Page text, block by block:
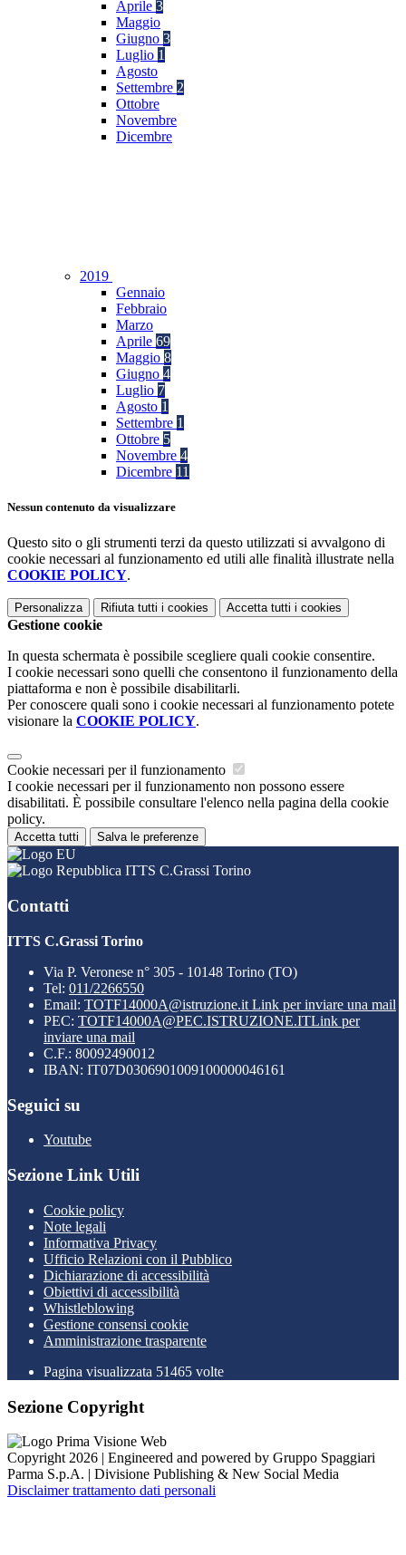
Aprile 3
Maggio
Giugno 3
Luglio 1
Agosto
Settembre 2
Ottobre
Novembre
Dicembre
2019
Gennaio
Febbraio
Marzo
Aprile 69
Maggio 8
Giugno 4
Luglio 7
Agosto 1
Settembre 1
Ottobre 5
Novembre 4
Dicembre 11
Nessun contenuto da visualizzare
Questo sito o gli strumenti terzi da questo utilizzati si avvalgono di
cookie necessari al funzionamento ed utili alle finalità illustrate nella
COOKIE POLICY.
Personalizza Rifiuta tutti i cookies Accetta tutti i cookies
Gestione cookie
In questa schermata è possibile scegliere quali cookie consentire.
I cookie necessari sono quelli che consentono il funzionamento della
piattaforma e non è possibile disabilitarli.
Per conoscere quali sono i cookie necessari al funzionamento potete
visionare la COOKIE POLICY.
Cookie necessari per il funzionamento
I cookie necessari per il funzionamento non possono essere
disabilitati. È possibile consultare l'elenco nella pagina della cookie
policy.
Accetta tutti Salva le preferenze
ITTS C.Grassi Torino
Contatti
ITTS C.Grassi Torino
Via P. Veronese n° 305 - 10148 Torino (TO)
Tel: 011/2266550
Email: TOTF14000A@istruzione.it Link per inviare una mail
PEC: TOTF14000A@PEC.ISTRUZIONE.ITLink per
inviare una mail
C.F.: 80092490012
IBAN: IT07D0306901009100000046161
Seguici su
Youtube
Sezione Link Utili
Cookie policy
Note legali
Informativa Privacy
Ufficio Relazioni con il Pubblico
Dichiarazione di accessibilità
Obiettivi di accessibilità
Whistleblowing
Gestione consensi cookie
Amministrazione trasparente
Pagina visualizzata 51465 volte
Sezione Copyright
Copyright 2026 | Engineered and powered by Gruppo Spaggiari
Parma S.p.A. | Divisione Publishing & New Social Media
Disclaimer trattamento dati personali